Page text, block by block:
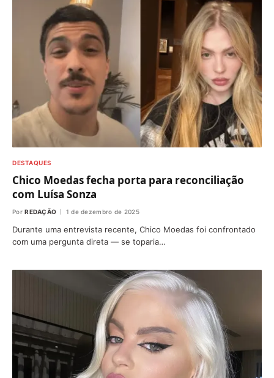
DESTAQUES
Chico Moedas fecha porta para reconciliação
com Luísa Sonza
Por REDAÇÃO 1 de dezembro de 2025
Durante uma entrevista recente, Chico Moedas foi confrontado
com uma pergunta direta — se toparia…